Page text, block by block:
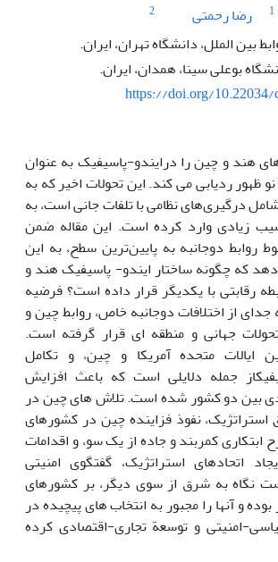
1 رضا رحمتی
2
بین الملل، دانشگاه تهران، ایران.
بوعلی سینا، همدان، ایران.
https://doi.org/10.22034/
هند و چین را درایندو-پاسیفیک به عنوان
ظهور ردیابی می کند. این تحولات اخیر که به
درگیری‌های نظامی با تلفات جانی است، به
زیادی وارد کرده است. این مقاله ضمن
روابط دوجانبه به پایین‌ترین سطح، به این
که چگونه ساختار ایندو- پاسیفیک هند و
رقابتی با یکدیگر قرار داده است؟ فرضیه
از اختلافات دوجانبه خاص، روابط چین و
جهانی و منطقه ای قرار گرفته است.
ایالات متحده آمریکا و چین، و تکامل
جمله دلایلی است که باعث افزایش
بین دو کشور شده است. تلاش های چین در
استراتژیک، نفوذ فزاینده چین در کشورهای
کمربند و جاده از یک سو، و اقدامات
اتحادهای استراتژیک، گفتگوی امنیتی
نگاه به شرق از سوی دیگر، بر کشورهای
و آنها را مجبور به انتخاب ‌های پیچیده در
امنیتی و توسعة تجاری-اقتصادی کرده